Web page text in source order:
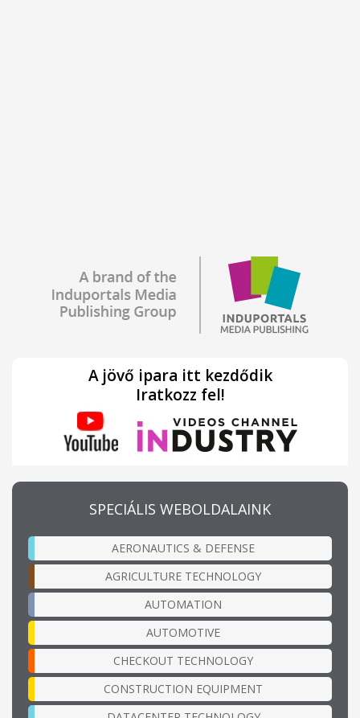
A jövő ipara itt kezdődik
Iratkozz fel!
SPECIÁLIS WEBOLDALAINK
AERONAUTICS & DEFENSE
AGRICULTURE TECHNOLOGY
AUTOMATION
AUTOMOTIVE
CHECKOUT TECHNOLOGY
CONSTRUCTION EQUIPMENT